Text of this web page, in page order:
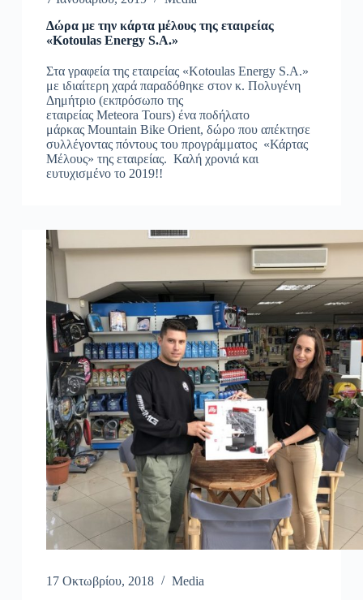
Δώρα με την κάρτα μέλους της εταιρείας
«Kotoulas Energy S.A.»
Στα γραφεία της εταιρείας «Kotoulas Energy S.A.»
με ιδιαίτερη χαρά παραδόθηκε στον κ. Πολυγένη
Δημήτριο (εκπρόσωπο της
εταιρείας Meteora Tours) ένα ποδήλατο
μάρκας Mountain Bike Orient, δώρο που απέκτησε
συλλέγοντας πόντους του προγράμματος «Κάρτας
Μέλους» της εταιρείας. Καλή χρονιά και
ευτυχισμένο το 2019!!
17 Οκτωβρίου, 2018
Media